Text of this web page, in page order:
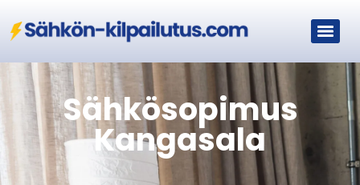
Sähkösopimus
Kangasala